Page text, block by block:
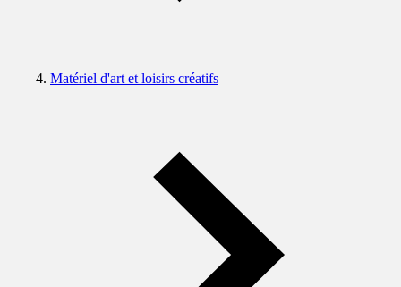
Matériel d'art et loisirs créatifs